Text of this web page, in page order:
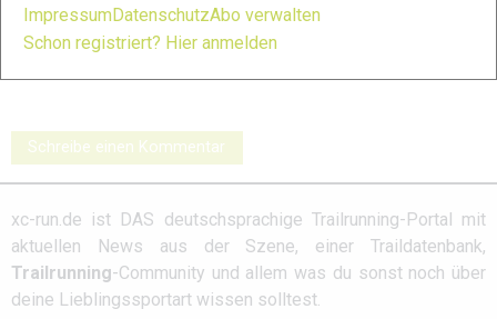
Skyrunner World
Series Skymasters:
KaiserKrone
Skyrace 2024:
Schreibe einen Kommentar
xc-run.de ist DAS deutschsprachige Trailrunning-Portal mit
aktuellen News aus der Szene, einer Traildatenbank,
Trailrunning-Community und allem was du sonst noch über
deine Lieblingssportart wissen solltest.
Impressum DatenschutzAbo verwalten
Schon registriert? Hier anmelden